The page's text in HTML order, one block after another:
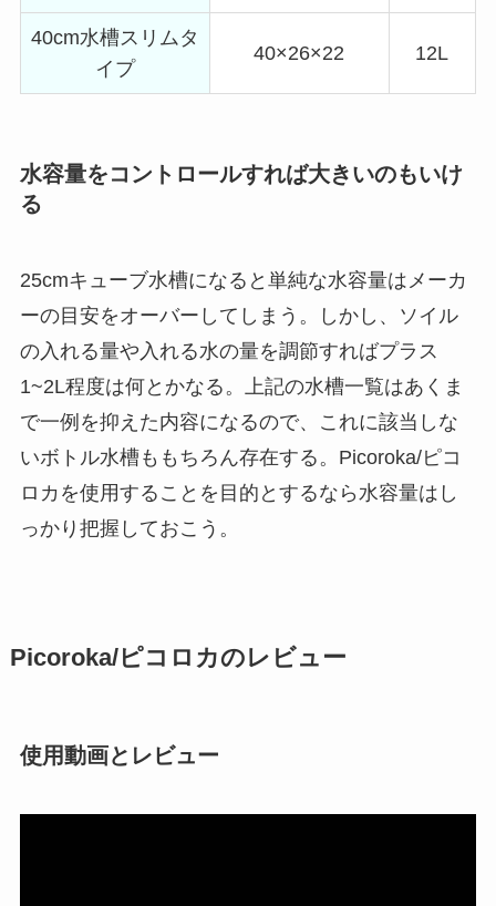
40cm水槽スリムタ
イプ
40×26×22 12L
水容量をコントロールすれば大きいのもいけ
る
25cmキューブ水槽になると単純な水容量はメーカ
ーの目安をオーバーしてしまう。しかし、ソイル
の入れる量や入れる水の量を調節すればプラス
1~2L程度は何とかなる。上記の水槽一覧はあくま
で一例を抑えた内容になるので、これに該当しな
いボトル水槽ももちろん存在する。Picoroka/ピコ
ロカを使用することを目的とするなら水容量はし
っかり把握しておこう。
Picoroka/ピコロカのレビュー
使用動画とレビュー